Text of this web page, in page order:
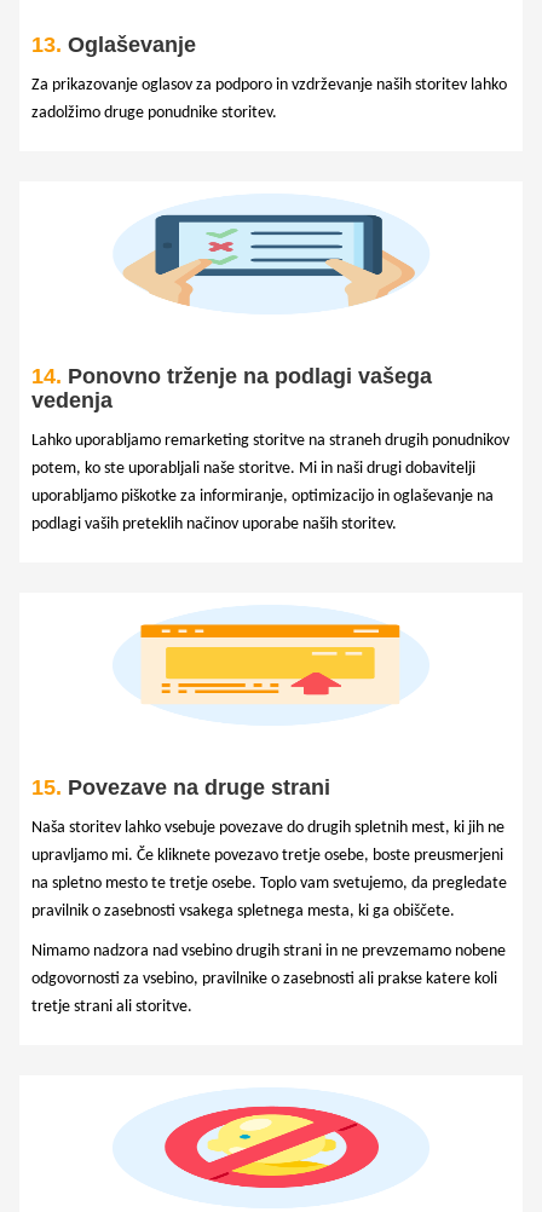
13. Oglaševanje
Za prikazovanje oglasov za podporo in vzdrževanje naših storitev lahko
zadolžimo druge ponudnike storitev.
14. Ponovno trženje na podlagi vašega
vedenja
Lahko uporabljamo remarketing storitve na straneh drugih ponudnikov
potem, ko ste uporabljali naše storitve. Mi in naši drugi dobavitelji
uporabljamo piškotke za informiranje, optimizacijo in oglaševanje na
podlagi vaših preteklih načinov uporabe naših storitev.
15. Povezave na druge strani
Naša storitev lahko vsebuje povezave do drugih spletnih mest, ki jih ne
upravljamo mi. Če kliknete povezavo tretje osebe, boste preusmerjeni
na spletno mesto te tretje osebe. Toplo vam svetujemo, da pregledate
pravilnik o zasebnosti vsakega spletnega mesta, ki ga obiščete.
Nimamo nadzora nad vsebino drugih strani in ne prevzemamo nobene
odgovornosti za vsebino, pravilnike o zasebnosti ali prakse katere koli
tretje strani ali storitve.